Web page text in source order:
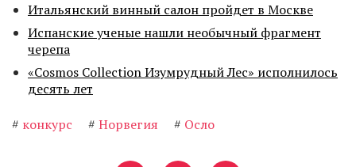
Итальянский винный салон пройдет в Москве
Испанские ученые нашли необычный фрагмент
черепа
«Cosmos Collection Изумрудный Лес» исполнилось
десять лет
# конкурс # Норвегия # Осло